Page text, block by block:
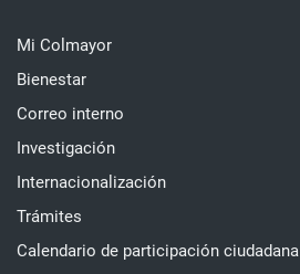
Mi Colmayor
Bienestar
Correo interno
Investigación
Internacionalización
Trámites
Calendario de participación ciudadana